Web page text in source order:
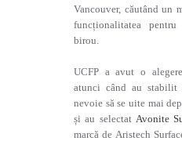
Vancouver, căutând un
funcționalitatea
birou.
UCFP a avut o
atunci când au
nevoie să se uite mai
și au selectat Avonite
marcă de Aristech